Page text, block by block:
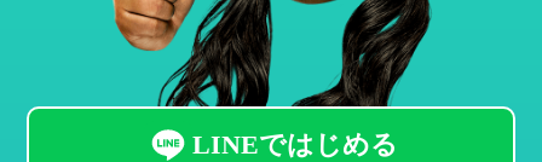
LINEではじめる